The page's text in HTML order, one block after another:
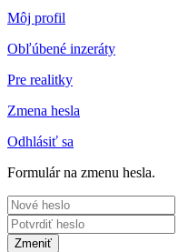
Môj profil
Obľúbené inzeráty
Pre realitky
Zmena hesla
Odhlásiť sa
Formulár na zmenu hesla.
Zmeniť